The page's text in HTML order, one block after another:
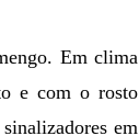
Em clima
e com o rosto
em